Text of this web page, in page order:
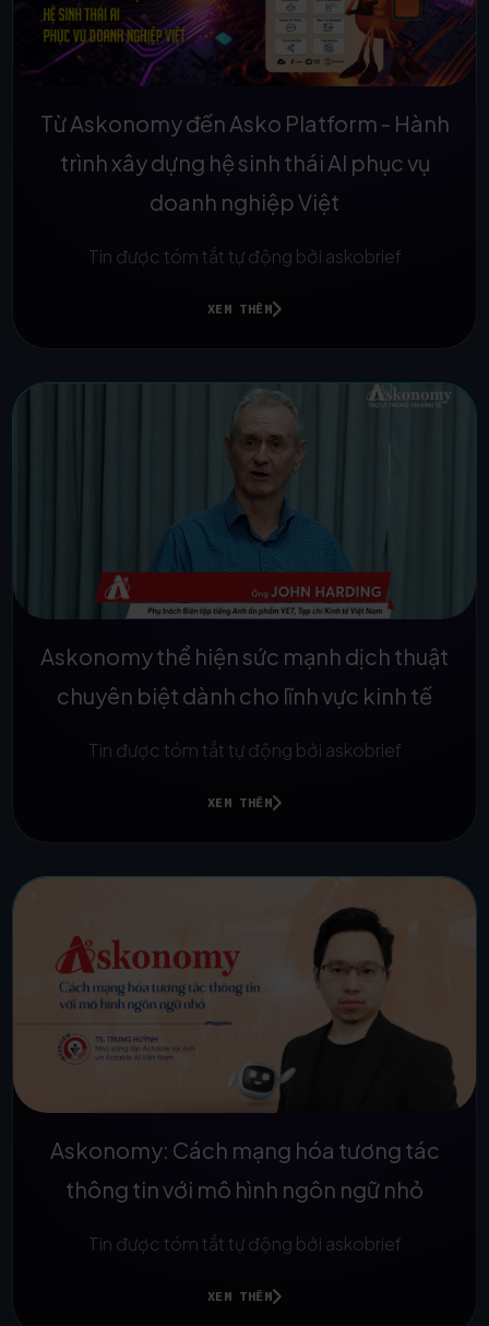
Từ Askonomy đến Asko Platform - Hành
trình xây dựng hệ sinh thái AI phục vụ
doanh nghiệp Việt
Tin được tóm tắt tự động bởi askobrief
XEM THÊM
Askonomy thể hiện sức mạnh dịch thuật
chuyên biệt dành cho lĩnh vực kinh tế
Tin được tóm tắt tự động bởi askobrief
XEM THÊM
Askonomy: Cách mạng hóa tương tác
thông tin với mô hình ngôn ngữ nhỏ
Tin được tóm tắt tự động bởi askobrief
XEM THÊM